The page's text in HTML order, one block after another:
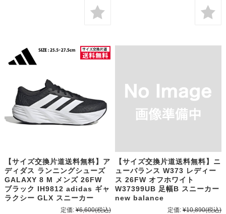
【サイズ交換片道送料無料】ア
ディダス ランニングシューズ
GALAXY 8 M メンズ 26FW
ブラック IH9812 adidas ギャ
ラクシー GLX スニーカー
定価: ¥6,600(税込)
【サイズ交換片道送料無料】ニ
ューバランス W373 レディー
ス 26FW オフホワイト
W37399UB 足幅B スニーカー
new balance
定価: ¥10,890(税込)